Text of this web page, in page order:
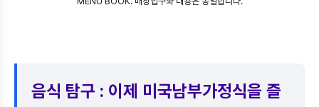
음식 탐구 : 이제 미국남부가정식을 즐